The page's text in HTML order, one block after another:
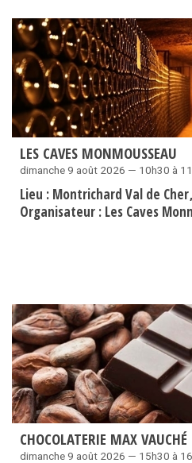
LES CAVES MONMOUSSEAU
dimanche 9 août 2026 — 10h30 à
Lieu : Montrichard Val de Cher
Organisateur : Les Caves
CHOCOLATERIE MAX VAUCHÉ
dimanche 9 août 2026 — 15h30 à